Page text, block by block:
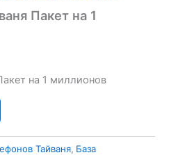
Пакет на 1
на 1 миллионов
Тайваня, База